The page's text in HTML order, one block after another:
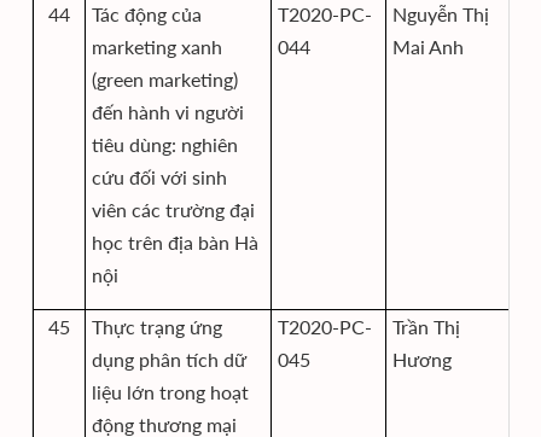
44
Tác động của
marketing xanh
(green marketing)
đến hành vi người
tiêu dùng: nghiên
cứu đối với sinh
viên các trường đại
học trên địa bàn Hà
nội
T2020-PC-
044
Nguyễn Thị
Mai Anh
45
Thực trạng ứng
dụng phân tích dữ
liệu lớn trong hoạt
động thương mại
T2020-PC-
045
Trần Thị
Hương